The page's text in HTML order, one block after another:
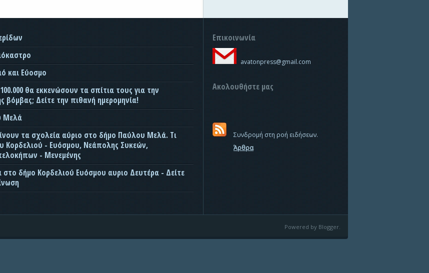
και Εύοσμο
θα εκκενώσουν τα σπίτια τους για την
βόμβας; Δείτε την πιθανή ημερομηνία!
Μελά
τα σχολεία αύριο στο δήμο Παύλου Μελά. Τι
Κορδελιού - Ευόσμου, Νεάπολης Συκεών,
- Μενεμένης
στο δήμο Κορδελιού Ευόσμου αυριο Δευτέρα - Δείτε
Επικοινωνία
avatonpress@gmail.com
Ακολουθήστε μας
Συνδρομή στη ροή ειδήσεων.
Άρθρα
Powered by Blogger.